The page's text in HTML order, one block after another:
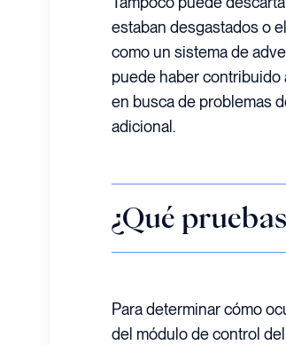
estaban desgastados o
como un sistema de
puede haber contribuido
en busca de problemas
adicional.
¿Qué
Para determinar cómo
del módulo de control